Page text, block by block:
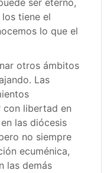
ser eterno,
tiene el
lo que el
otros ámbitos
Las
con libertad en
las diócesis
no siempre
ecuménica,
las demás